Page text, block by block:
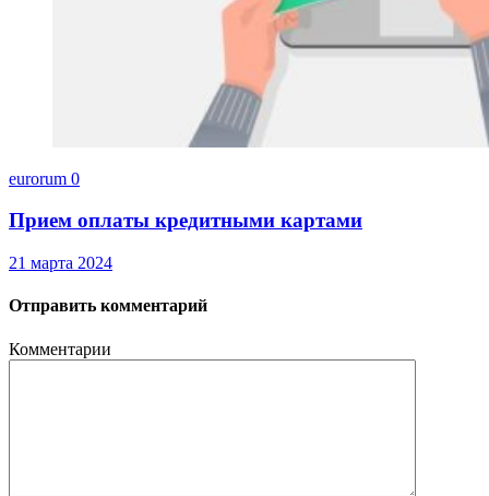
eurorum 0
Прием оплаты кредитными картами
21 марта 2024
Отправить комментарий
Комментарии